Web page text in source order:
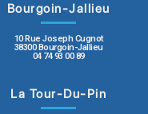
Bourgoin-Jallieu
10 Rue Joseph Cugnot
38300 Bourgoin-Jallieu
04 74 93 00 89
La Tour-Du-Pin